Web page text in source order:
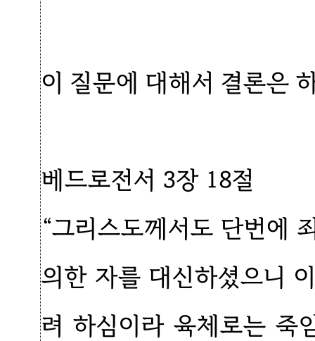
이 질문에 대해서 결론은
베드로전서 3장 18절
“그리스도께서도 단번에
의한 자를 대신하셨으니
려 하심이라 육체로는 죽